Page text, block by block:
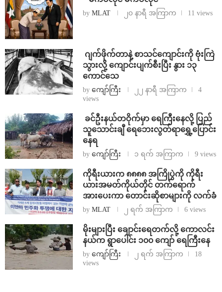
by MLAT ၂၀ နာရီ အကြာက 11 views
⁨⁩ ⁨ဂျက်ဖိုက်တာနဲ့ စာသင်ကျောင်းကို ဗုံးကြဲ
သွားလို့ ကျောင်းပျက်စီးပြီး နွား ၁၃
ကောင်သေ
by ကျော်ကြီး ၂၂ နာရီ အကြာက
4
views
⁩ ⁨ခင်ဦးနယ်တဝိုက်မှာ ရေကြီးနေလို့ ပြည်
သူသောင်းချီ ရေဘေးလွတ်ရာရွှေ့ပြောင်း
နေရ
by ကျော်ကြီး ၁ ရက် အကြာက 9 views
ကိုရီးယားက ၈၈၈၈ အကြိုပွဲကို ကိုရီး
ယားအမတ်ကိုယ်တိုင် တက်ရောက်
အားပေးကာ တောင်းဆိုစာများကို လက်ခံ
by MLAT ၂ ရက် အကြာက 6 views
⁨မိုးများပြီး ချောင်းရေတက်လို့ ကောလင်း
နယ်က ရွာပေါင်း ၁၀၀ ကျော် ရေကြီးနေ
by ကျော်ကြီး ၂ ရက် အကြာက
18
views